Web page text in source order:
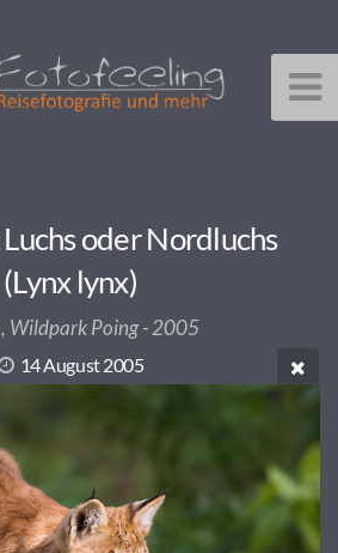
oder Nordluchs
(Lynx lynx)
Wildpark Poing - 2005
14 August 2005